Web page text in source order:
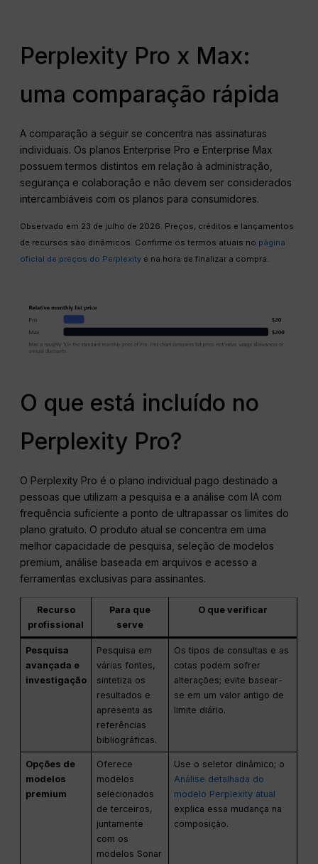
Perplexity Pro x Max:
uma comparação rápida
A comparação a seguir se concentra nas assinaturas
individuais. Os planos Enterprise Pro e Enterprise Max
possuem termos distintos em relação à administração,
segurança e colaboração e não devem ser considerados
intercambiáveis com os planos para consumidores.
Observado em 23 de julho de 2026. Preços, créditos e lançamentos
de recursos são dinâmicos. Confirme os termos atuais no página
oficial de preços do Perplexity e na hora de finalizar a compra.
O que está incluído no
Perplexity Pro?
O Perplexity Pro é o plano individual pago destinado a
pessoas que utilizam a pesquisa e a análise com IA com
frequência suficiente a ponto de ultrapassar os limites do
plano gratuito. O produto atual se concentra em uma
melhor capacidade de pesquisa, seleção de modelos
premium, análise baseada em arquivos e acesso a
ferramentas exclusivas para assinantes.
Recurso
profissional
Para que
serve
O que verificar
Pesquisa
avançada e
investigação
Pesquisa em
várias fontes,
sintetiza os
resultados e
apresenta as
referências
bibliográficas.
Os tipos de consultas e as
cotas podem sofrer
alterações; evite basear-
se em um valor antigo de
limite diário.
Opções de
modelos
premium
Oferece
modelos
selecionados
de terceiros,
juntamente
com os
modelos Sonar
Use o seletor dinâmico; o
Análise detalhada do
modelo Perplexity atual
explica essa mudança na
composição.